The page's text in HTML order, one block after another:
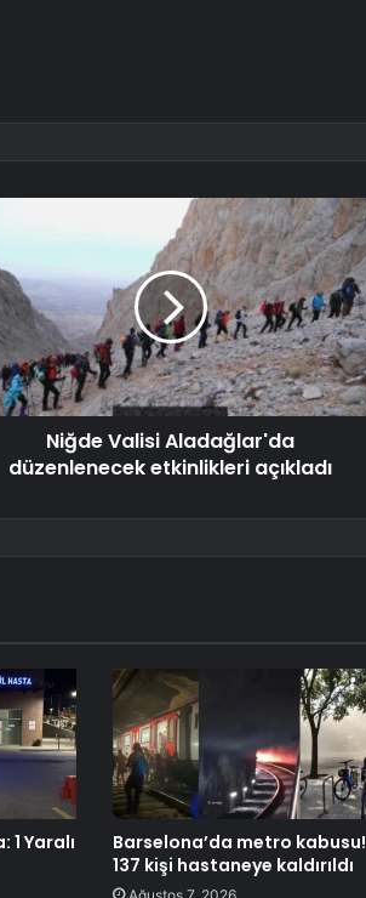
Niğde Valisi Aladağlar'da
düzenlenecek etkinlikleri açıkladı
1 Yaralı
Barselona’da metro kabusu!
137 kişi hastaneye kaldırıldı